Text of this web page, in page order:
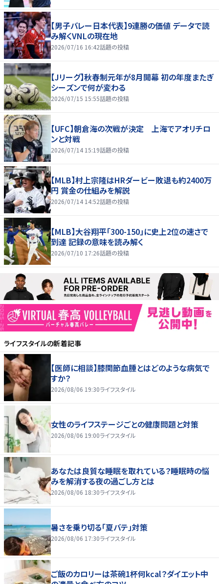
【男子バレー日本代表】9連勝の価値 データで読
み解くVNLの現在地
2026/07/16 16:42話題の投稿
【Jリーグ】秋春制元年が8月開幕 初の年度またぎ
シーズンで何が変わる
2026/07/15 15:55話題の投稿
【UFC】朝倉海の次戦が決定 上海でアオリチロ
ンと対戦
2026/07/14 15:19話題の投稿
【MLB】村上宗隆はHRダービー敗退も約2400万
円 賞金の仕組みを解説
2026/07/14 14:52話題の投稿
【MLB】大谷翔平「300-150」に史上2位の速さで
到達 記録の意味を読み解く
2026/07/10 17:26話題の投稿
ライフスタイルの新着記事
【医師に相談】膝関節血腫とはどのような病気で
すか？
2026/08/06 19:30ライフスタイル
女性のライフステージごとの健康問題と対策
2026/08/06 19:00ライフスタイル
あなたは良質な睡眠を取れている？睡眠時の悩
みを解消する夜の過ごし方とは
2026/08/06 18:30ライフスタイル
暑さを乗り切る「夏バテ」対策
2026/08/06 17:30ライフスタイル
ご飯のカロリーは茶碗1杯何kcal？ダイエット中